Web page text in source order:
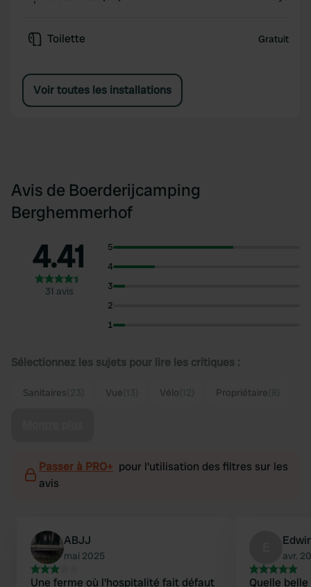
Toilette Gratuit
Voir toutes les installations
Avis de Boerderijcamping
Berghemmerhof
4.41
31 avis
5
4
3
2
1
Sélectionnez les sujets pour lire les critiques :
Sanitaires Vue Vélo Propriétaire
Passer à PRO+ pour l'utilisation des filtres sur les
avis
ABJJ
mai 2025
Une ferme où l'hospitalité fait défaut
avr.
Quelle